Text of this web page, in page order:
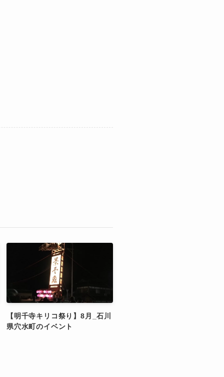
【明千寺キリコ祭り】8月_石川
県穴水町のイベント